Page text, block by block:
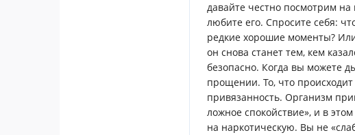
давайте честно посмотрим на
любите его. Спросите себя:
редкие хорошие моменты?
он снова станет тем, кем
безопасно. Когда вы можете
прощении. То, что
привязанность. Организм
ложное спокойствие», и в
на наркотическую. Вы не